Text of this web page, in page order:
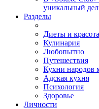
уникальный
Разделы
Диеты и красота
Кулинария
Любопытно
Путешествия
Кухни народов
Адская кухня
Психология
Здоровье
Личности